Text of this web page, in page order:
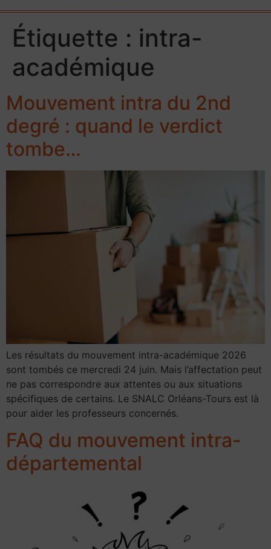
Étiquette : intra-
académique
Mouvement intra du 2nd
degré : quand le verdict
tombe…
Les résultats du mouvement intra-académique 2026
sont tombés ce mercredi 24 juin. Mais l’affectation peut
ne pas correspondre aux attentes ou aux situations
spécifiques de certains. Le SNALC Orléans-Tours est là
pour aider les professeurs concernés.
FAQ du mouvement intra-
départemental